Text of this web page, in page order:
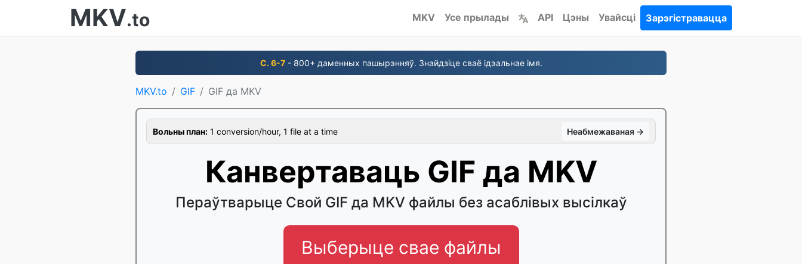
MKV.to MKV Усе прылады API Цэны Увайсці Зарэгістравацца
С. 6-7- 800+ даменных пашырэнняў. Знайдзіце сваё ідэальнае імя.
MKV.to GIF GIF да MKV
Вольны план: 1 conversion/hour, 1 file at a time Неабмежаваная →
Канвертаваць GIF да MKV
Пераўтварыце Свой GIF да MKV файлы без асаблівых высілкаў
Выберыце свае файлы